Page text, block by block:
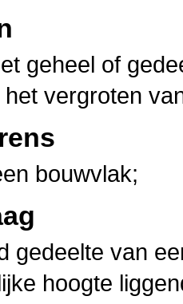
geheel of
vergroten
bouwvlak;
gedeelte van
hoogte